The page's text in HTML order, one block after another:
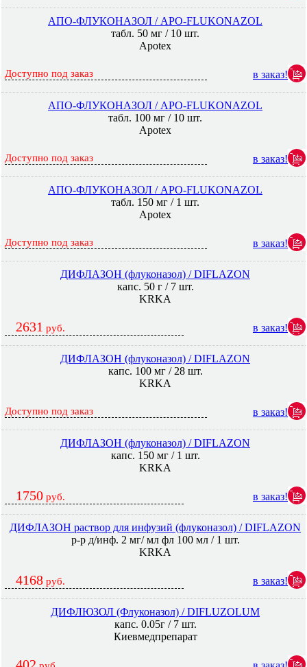
АПО-ФЛУКОНАЗОЛ / APO-FLUKONAZOL
табл. 50 мг / 10 шт.
Apotex
Доступно под заказ в заказ!
АПО-ФЛУКОНАЗОЛ / APO-FLUKONAZOL
табл. 100 мг / 10 шт.
Apotex
Доступно под заказ в заказ!
АПО-ФЛУКОНАЗОЛ / APO-FLUKONAZOL
табл. 150 мг / 1 шт.
Apotex
Доступно под заказ в заказ!
ДИФЛАЗОН (флуконазол) / DIFLAZON
капс. 50 г / 7 шт.
KRKA
2631 руб. в заказ!
ДИФЛАЗОН (флуконазол) / DIFLAZON
капс. 100 мг / 28 шт.
KRKA
Доступно под заказ в заказ!
ДИФЛАЗОН (флуконазол) / DIFLAZON
капс. 150 мг / 1 шт.
KRKA
1750 руб. в заказ!
ДИФЛАЗОН раствор для инфузий (флуконазол) / DIFLAZON
р-р д/инф. 2 мг/ мл фл 100 мл / 1 шт.
KRKA
4168 руб. в заказ!
ДИФЛЮЗОЛ (Флуконазол) / DIFLUZOLUM
капс. 0.05г / 7 шт.
Киевмедпрепарат